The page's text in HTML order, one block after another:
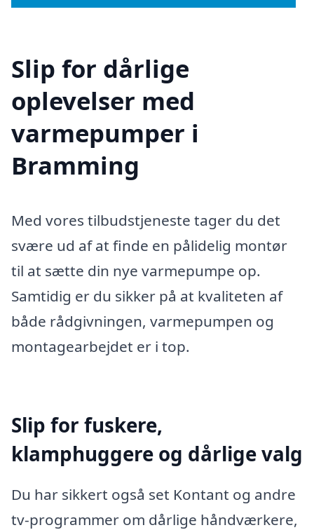
Slip for dårlige
oplevelser med
varmepumper i
Bramming
Med vores tilbudstjeneste tager du det
svære ud af at finde en pålidelig montør
til at sætte din nye varmepumpe op.
Samtidig er du sikker på at kvaliteten af
både rådgivningen, varmepumpen og
montagearbejdet er i top.
Slip for fuskere,
klamphuggere og dårlige valg
Du har sikkert også set Kontant og andre
tv-programmer om dårlige håndværkere,